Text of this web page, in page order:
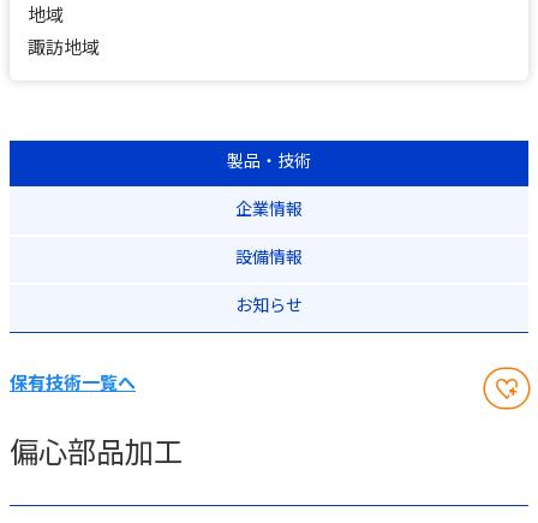
地域
諏訪地域
製品・技術
企業情報
設備情報
お知らせ
保有技術一覧へ
偏心部品加工